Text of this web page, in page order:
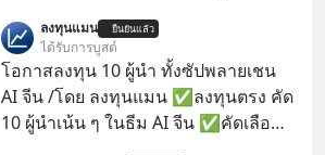
เห็นภาพความสำเร็จที่หรูหรา คอนเสิร์ต
สเกลใหญ่ระดับสเตเดียม และยอดขา
ยอัลบัมถล่มทลายจากวงตัวท็อปอย่าง
BTS, BLACKPINK หรือ SEVENTEEN
ลงทุนแมน ยืนยันแล้ว
ได้รับการบูสต์
โอกาสลงทุน 10 ผู้นำ ทั้งซัปพลายเชน
AI จีน /โดย ลงทุนแมน ✅ลงทุนตรง คัด
10 ผู้นำเน้น ๆ ในธีม AI จีน ✅คัดเลือก